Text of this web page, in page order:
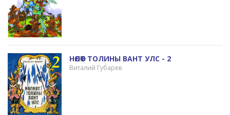
НӨЛӨӨТ ТОЛИНЫ ВАНТ УЛС - 2
Виталий Губарев